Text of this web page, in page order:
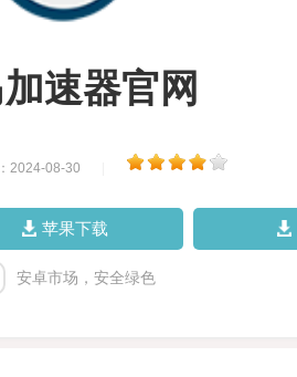
速器官网
2024-08-30
苹果下载
安卓市场，安全绿色